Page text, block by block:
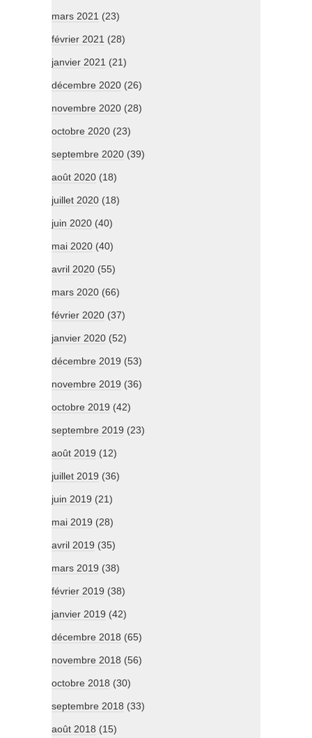
mars 2021 (23)
février 2021 (28)
janvier 2021 (21)
décembre 2020 (26)
novembre 2020 (28)
octobre 2020 (23)
septembre 2020 (39)
août 2020 (18)
juillet 2020 (18)
juin 2020 (40)
mai 2020 (40)
avril 2020 (55)
mars 2020 (66)
février 2020 (37)
janvier 2020 (52)
décembre 2019 (53)
novembre 2019 (36)
octobre 2019 (42)
septembre 2019 (23)
août 2019 (12)
juillet 2019 (36)
juin 2019 (21)
mai 2019 (28)
avril 2019 (35)
mars 2019 (38)
février 2019 (38)
janvier 2019 (42)
décembre 2018 (65)
novembre 2018 (56)
octobre 2018 (30)
septembre 2018 (33)
août 2018 (15)